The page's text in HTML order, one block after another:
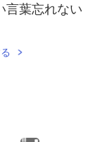
言葉忘れない
12:57
いと思いま
ッヤドさんの